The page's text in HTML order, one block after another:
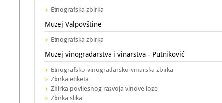
Etnografska zbirka
Muzej Valpovštine
Etnografska zbirka
Muzej vinogradarstva i vinarstva - Putniković
Etnografsko-vinogradarsko-vinarska zbirka
Zbirka etiketa
Zbirka povijesnog razvoja vinove loze
Zbirka slika